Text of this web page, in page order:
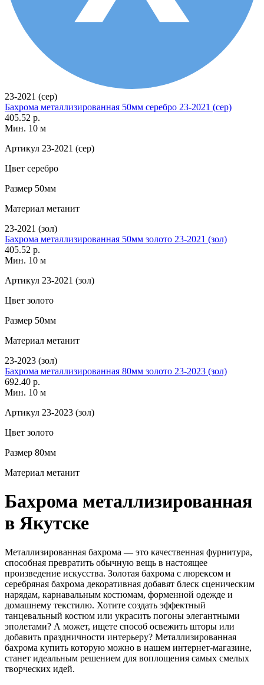
23-2021 (сер)
Бахрома металлизированная 50мм серебро 23-2021 (сер)
405.52 р.
Мин. 10 м
Артикул 23-2021 (сер)
Цвет серебро
Размер 50мм
Материал метанит
23-2021 (зол)
Бахрома металлизированная 50мм золото 23-2021 (зол)
405.52 р.
Мин. 10 м
Артикул 23-2021 (зол)
Цвет золото
Размер 50мм
Материал метанит
23-2023 (зол)
Бахрома металлизированная 80мм золото 23-2023 (зол)
692.40 р.
Мин. 10 м
Артикул 23-2023 (зол)
Цвет золото
Размер 80мм
Материал метанит
Бахрома металлизированная
в Якутске
Металлизированная бахрома — это качественная фурнитура,
способная превратить обычную вещь в настоящее
произведение искусства. Золотая бахрома с люрексом и
серебряная бахрома декоративная добавят блеск сценическим
нарядам, карнавальным костюмам, форменной одежде и
домашнему текстилю. Хотите создать эффектный
танцевальный костюм или украсить погоны элегантными
эполетами? А может, ищете способ освежить шторы или
добавить праздничности интерьеру? Металлизированная
бахрома купить которую можно в нашем интернет-магазине,
станет идеальным решением для воплощения самых смелых
творческих идей.